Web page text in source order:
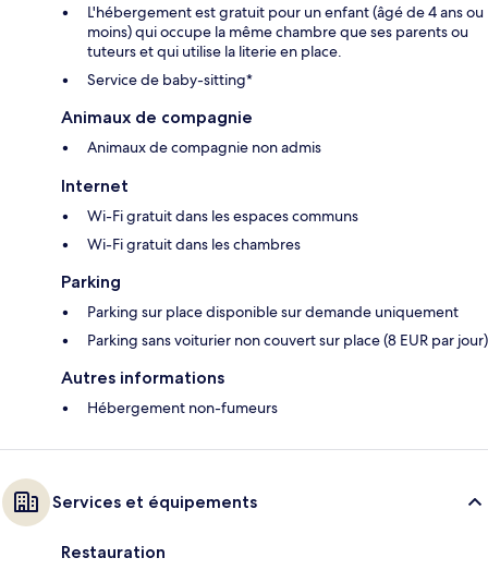
L'hébergement est gratuit pour un enfant (âgé de 4 ans ou
moins) qui occupe la même chambre que ses parents ou
tuteurs et qui utilise la literie en place.
Service de baby-sitting*
Animaux de compagnie
Animaux de compagnie non admis
Internet
Wi-Fi gratuit dans les espaces communs
Wi-Fi gratuit dans les chambres
Parking
Parking sur place disponible sur demande uniquement
Parking sans voiturier non couvert sur place (8 EUR par jour)
Autres informations
Hébergement non-fumeurs
Services et équipements
Restauration